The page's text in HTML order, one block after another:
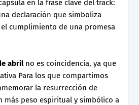
en la frase clave del track:
declaración que simboliza
cumplimiento de una promesa
abrilno es coincidencia, ya que
Para los que compartimos
la resurrección de
más peso espiritual y simbólico a